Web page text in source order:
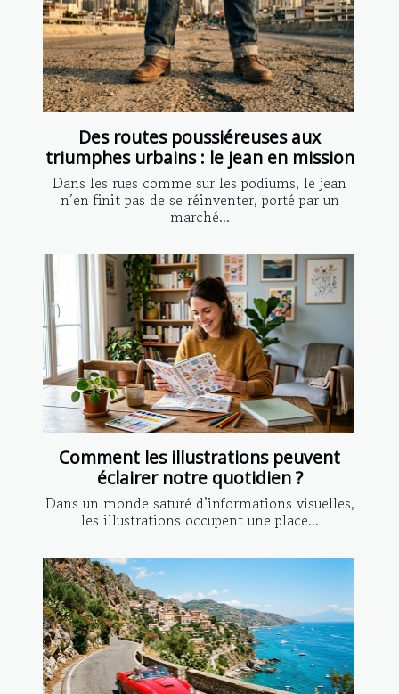
Des routes poussiéreuses aux
triumphes urbains : le jean en mission
Dans les rues comme sur les podiums, le jean
n’en finit pas de se réinventer, porté par un
marché...
Comment les illustrations peuvent
éclairer notre quotidien ?
Dans un monde saturé d’informations visuelles,
les illustrations occupent une place...